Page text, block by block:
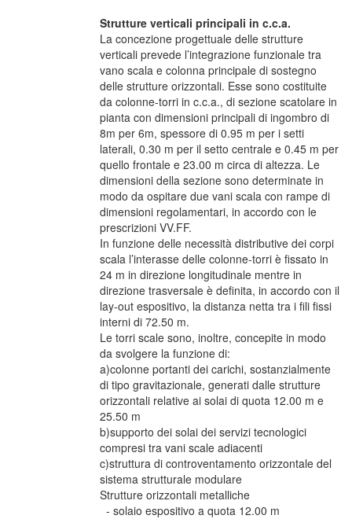
Strutture verticali principali in c.c.a.
La concezione progettuale delle strutture
verticali prevede l’integrazione funzionale tra
vano scala e colonna principale di sostegno
delle strutture orizzontali. Esse sono costituite
da colonne-torri in c.c.a., di sezione scatolare in
pianta con dimensioni principali di ingombro di
8m per 6m, spessore di 0.95 m per i setti
laterali, 0.30 m per il setto centrale e 0.45 m per
quello frontale e 23.00 m circa di altezza. Le
dimensioni della sezione sono determinate in
modo da ospitare due vani scala con rampe di
dimensioni regolamentari, in accordo con le
prescrizioni VV.FF.
In funzione delle necessità distributive dei corpi
scala l’interasse delle colonne-torri è fissato in
24 m in direzione longitudinale mentre in
direzione trasversale è definita, in accordo con il
lay-out espositivo, la distanza netta tra i fili fissi
interni di 72.50 m.
Le torri scale sono, inoltre, concepite in modo
da svolgere la funzione di:
a)colonne portanti dei carichi, sostanzialmente
di tipo gravitazionale, generati dalle strutture
orizzontali relative ai solai di quota 12.00 m e
25.50 m
b)supporto dei solai dei servizi tecnologici
compresi tra vani scale adiacenti
c)struttura di controventamento orizzontale del
sistema strutturale modulare
Strutture orizzontali metalliche
- solaio espositivo a quota 12.00 m